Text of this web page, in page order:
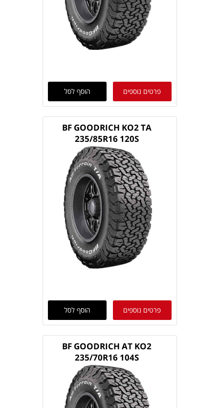
פרטים נוספים הוסף לסל
BF GOODRICH KO2 TA
235/85R16 120S
פרטים נוספים הוסף לסל
BF GOODRICH AT KO2
235/70R16 104S